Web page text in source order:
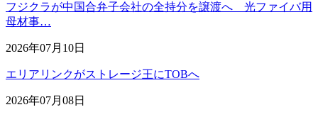
フジクラが中国合弁子会社の全持分を譲渡へ 光ファイバ用
母材事…
2026年07月10日
エリアリンクがストレージ王にTOBへ
2026年07月08日